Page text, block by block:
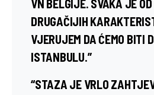
VN BELGIJE. SVAKA JE
DRUGAČIJIH
VJERUJEM DA ĆEMO BITI
ISTANBULU.”
“STAZA JE VRLO